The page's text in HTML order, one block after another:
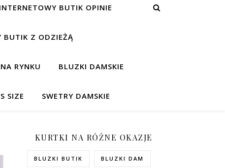
INTERNETOWY BUTIK OPINIE
BUTIK Z ODZIEŻĄ
RYNKU BLUZKI DAMSKIE
SIZE SWETRY DAMSKIE
KURTKI NA RÓŻNE OKAZJE
BLUZKI BUTIK BLUZKI DAM